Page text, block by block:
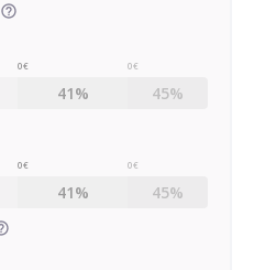
0€
41%
0€
45%
0€
41%
0€
45%